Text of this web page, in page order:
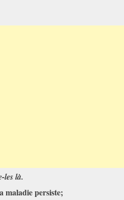
les là.
maladie persiste;